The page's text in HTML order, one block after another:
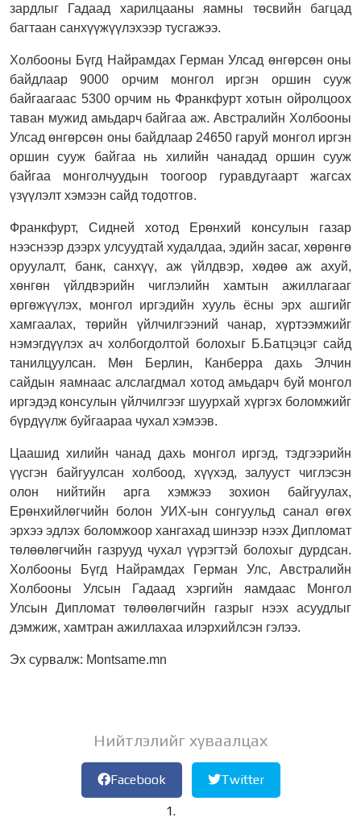
зардлыг Гадаад харилцааны яамны төсвийн багцад
багтаан санхүүжүүлэхээр тусгажээ.
Холбооны Бүгд Найрамдах Герман Улсад өнгөрсөн оны
байдлаар 9000 орчим монгол иргэн оршин сууж
байгаагаас 5300 орчим нь Франкфурт хотын ойролцоох
таван мужид амьдарч байгаа аж. Австралийн Холбооны
Улсад өнгөрсөн оны байдлаар 24650 гаруй монгол иргэн
оршин сууж байгаа нь хилийн чанадад оршин сууж
байгаа монголчуудын тоогоор гуравдугаарт жагсах
үзүүлэлт хэмээн сайд тодотгов.
Франкфурт, Сидней хотод Ерөнхий консулын газар
нээснээр дээрх улсуудтай худалдаа, эдийн засаг, хөрөнгө
оруулалт, банк, санхүү, аж үйлдвэр, хөдөө аж ахуй,
хөнгөн үйлдвэрийн чиглэлийн хамтын ажиллагааг
өргөжүүлэх, монгол иргэдийн хууль ёсны эрх ашгийг
хамгаалах, төрийн үйлчилгээний чанар, хүртээмжийг
нэмэгдүүлэх ач холбогдолтой болохыг Б.Батцэцэг сайд
танилцуулсан. Мөн Берлин, Канберра дахь Элчин
сайдын яамнаас алслагдмал хотод амьдарч буй монгол
иргэдэд консулын үйлчилгээг шуурхай хүргэх боломжийг
бүрдүүлж буйгаараа чухал хэмээв.
Цаашид хилийн чанад дахь монгол иргэд, тэдгээрийн
үүсгэн байгуулсан холбоод, хүүхэд, залууст чиглэсэн
олон нийтийн арга хэмжээ зохион байгуулах,
Ерөнхийлөгчийн болон УИХ-ын сонгуульд санал өгөх
эрхээ эдлэх боломжоор хангахад шинээр нээх Дипломат
төлөөлөгчийн газрууд чухал үүрэгтэй болохыг дурдсан.
Холбооны Бүгд Найрамдах Герман Улс, Австралийн
Холбооны Улсын Гадаад хэргийн яамдаас Монгол
Улсын Дипломат төлөөлөгчийн газрыг нээх асуудлыг
дэмжиж, хамтран ажиллахаа илэрхийлсэн гэлээ.
Эх сурвалж: Montsame.mn
Нийтлэлийг хуваалцах
Facebook Twitter